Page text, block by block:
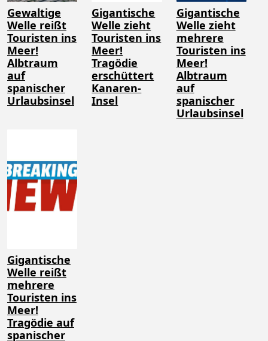
Gewaltige
Welle reißt
Touristen ins
Meer!
Albtraum
auf
spanischer
Urlaubsinsel
Gigantische
Welle zieht
Touristen ins
Meer!
Tragödie
erschüttert
Kanaren-
Insel
Gigantische
Welle zieht
mehrere
Touristen ins
Meer!
Albtraum
auf
spanischer
Urlaubsinsel
Gigantische
Welle reißt
mehrere
Touristen ins
Meer!
Tragödie auf
spanischer